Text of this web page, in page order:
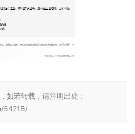
如若转载，请注明出处：
54218/